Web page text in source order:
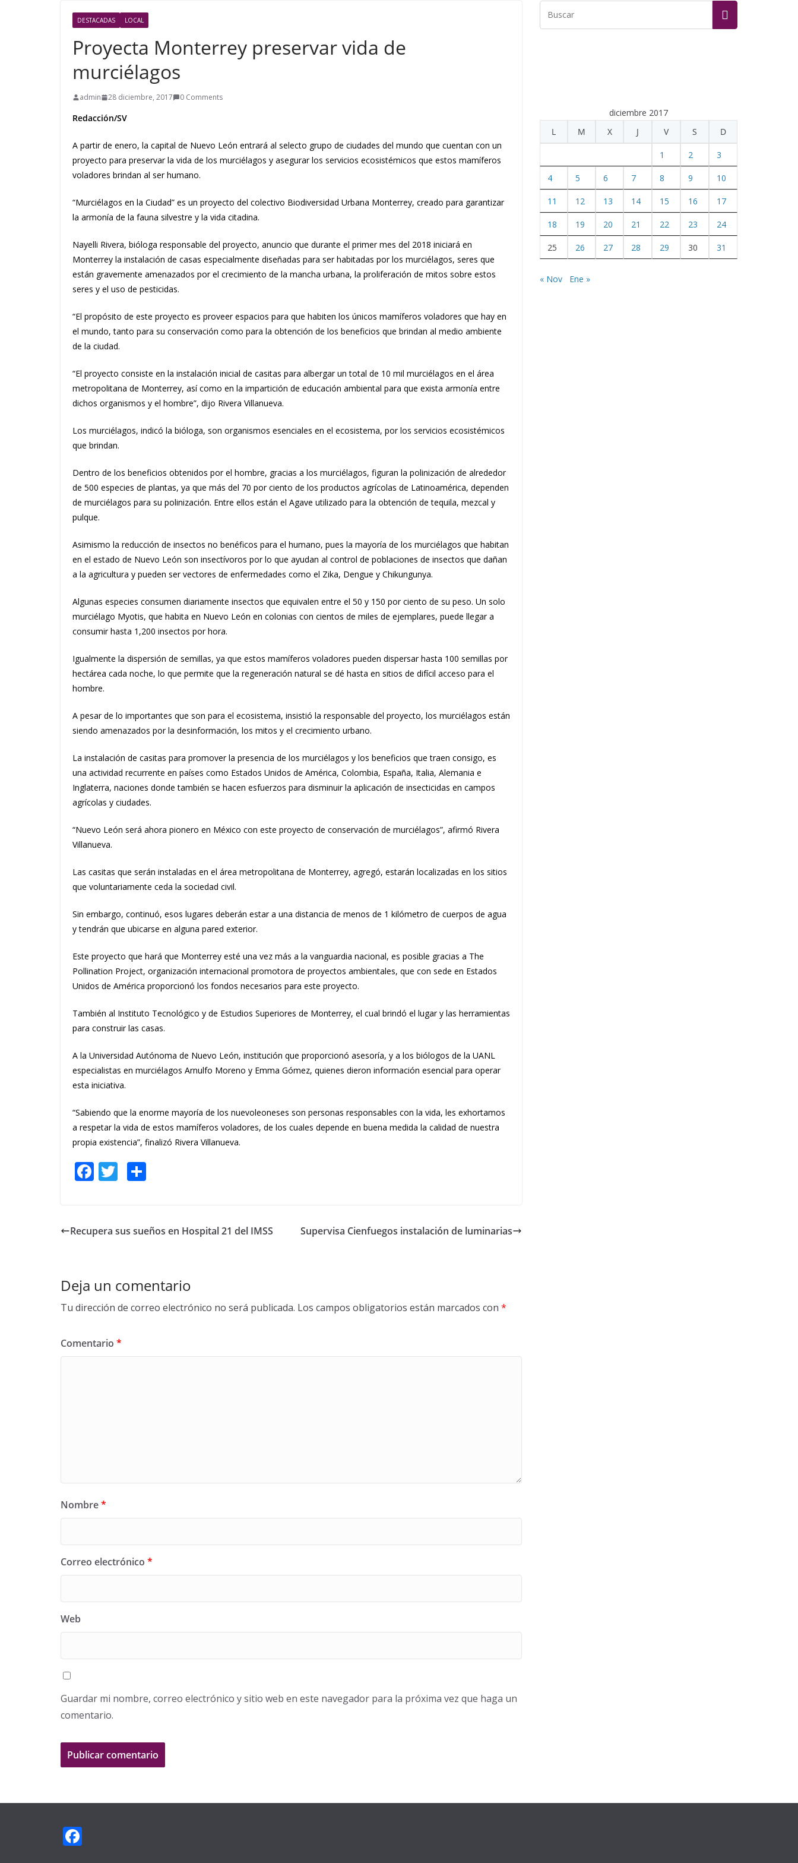
DESTACADAS LOCAL
Proyecta Monterrey preservar vida de
murciélagos
admin 28 diciembre, 2017 0 Comments
Redacción/SV
A partir de enero, la capital de Nuevo León entrará al selecto grupo de ciudades del mundo que cuentan con un
proyecto para preservar la vida de los murciélagos y asegurar los servicios ecosistémicos que estos mamíferos
voladores brindan al ser humano.
“Murciélagos en la Ciudad” es un proyecto del colectivo Biodiversidad Urbana Monterrey, creado para garantizar
la armonía de la fauna silvestre y la vida citadina.
Nayelli Rivera, bióloga responsable del proyecto, anuncio que durante el primer mes del 2018 iniciará en
Monterrey la instalación de casas especialmente diseñadas para ser habitadas por los murciélagos, seres que
están gravemente amenazados por el crecimiento de la mancha urbana, la proliferación de mitos sobre estos
seres y el uso de pesticidas.
“El propósito de este proyecto es proveer espacios para que habiten los únicos mamíferos voladores que hay en
el mundo, tanto para su conservación como para la obtención de los beneficios que brindan al medio ambiente
de la ciudad.
“El proyecto consiste en la instalación inicial de casitas para albergar un total de 10 mil murciélagos en el área
metropolitana de Monterrey, así como en la impartición de educación ambiental para que exista armonía entre
dichos organismos y el hombre”, dijo Rivera Villanueva.
Los murciélagos, indicó la bióloga, son organismos esenciales en el ecosistema, por los servicios ecosistémicos
que brindan.
Dentro de los beneficios obtenidos por el hombre, gracias a los murciélagos, figuran la polinización de alrededor
de 500 especies de plantas, ya que más del 70 por ciento de los productos agrícolas de Latinoamérica, dependen
de murciélagos para su polinización. Entre ellos están el Agave utilizado para la obtención de tequila, mezcal y
pulque.
Asimismo la reducción de insectos no benéficos para el humano, pues la mayoría de los murciélagos que habitan
en el estado de Nuevo León son insectívoros por lo que ayudan al control de poblaciones de insectos que dañan
a la agricultura y pueden ser vectores de enfermedades como el Zika, Dengue y Chikungunya.
Algunas especies consumen diariamente insectos que equivalen entre el 50 y 150 por ciento de su peso. Un solo
murciélago Myotis, que habita en Nuevo León en colonias con cientos de miles de ejemplares, puede llegar a
consumir hasta 1,200 insectos por hora.
Igualmente la dispersión de semillas, ya que estos mamíferos voladores pueden dispersar hasta 100 semillas por
hectárea cada noche, lo que permite que la regeneración natural se dé hasta en sitios de difícil acceso para el
hombre.
A pesar de lo importantes que son para el ecosistema, insistió la responsable del proyecto, los murciélagos están
siendo amenazados por la desinformación, los mitos y el crecimiento urbano.
La instalación de casitas para promover la presencia de los murciélagos y los beneficios que traen consigo, es
una actividad recurrente en países como Estados Unidos de América, Colombia, España, Italia, Alemania e
Inglaterra, naciones donde también se hacen esfuerzos para disminuir la aplicación de insecticidas en campos
agrícolas y ciudades.
“Nuevo León será ahora pionero en México con este proyecto de conservación de murciélagos”, afirmó Rivera
Villanueva.
Las casitas que serán instaladas en el área metropolitana de Monterrey, agregó, estarán localizadas en los sitios
que voluntariamente ceda la sociedad civil.
Sin embargo, continuó, esos lugares deberán estar a una distancia de menos de 1 kilómetro de cuerpos de agua
y tendrán que ubicarse en alguna pared exterior.
Este proyecto que hará que Monterrey esté una vez más a la vanguardia nacional, es posible gracias a The
Pollination Project, organización internacional promotora de proyectos ambientales, que con sede en Estados
Unidos de América proporcionó los fondos necesarios para este proyecto.
También al Instituto Tecnológico y de Estudios Superiores de Monterrey, el cual brindó el lugar y las herramientas
para construir las casas.
A la Universidad Autónoma de Nuevo León, institución que proporcionó asesoría, y a los biólogos de la UANL
especialistas en murciélagos Arnulfo Moreno y Emma Gómez, quienes dieron información esencial para operar
esta iniciativa.
“Sabiendo que la enorme mayoría de los nuevoleoneses son personas responsables con la vida, les exhortamos
a respetar la vida de estos mamíferos voladores, de los cuales depende en buena medida la calidad de nuestra
propia existencia”, finalizó Rivera Villanueva.
F
b
k
T
er e
Recupera sus sueños en Hospital 21 del IMSS Supervisa Cienfuegos instalación de luminarias
Deja un comentario
Tu dirección de correo electrónico no será publicada. Los campos obligatorios están marcados con *
Comentario *
Nombre*
Correo electrónico *
Web
Guardar mi nombre, correo electrónico y sitio web en este navegador para la próxima vez que haga un
comentario.
diciembre 2017
L
M X J V S D
1 2 3
4 5 6 7 8 9 10
11 12 13 14 15 16 17
18 19 20 21 22 23 24
25 26 27 28 29 30 31
« Nov Ene »